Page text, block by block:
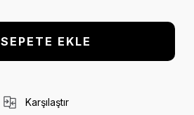
SEPETE EKLE
Karşılaştır